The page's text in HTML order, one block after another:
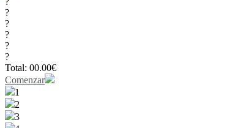
?
?
?
?
?
Total: 00.00€
Comenzar
1
2
3